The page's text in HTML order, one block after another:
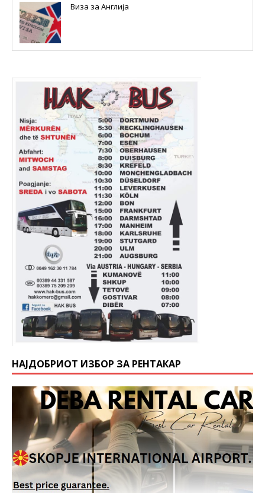
Виза за Англија
НАЈДОБРИОТ ИЗБОР ЗА РЕНТАКАР